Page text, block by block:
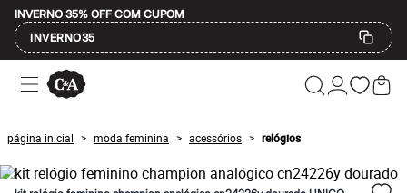
INVERNO 35% OFF COM CUPOM
INVERNO35
Ofertas
Compre por Departamento
Masculino
Infantil
Calçados
Mindse7
página inicial > moda feminina > acessórios > relógios